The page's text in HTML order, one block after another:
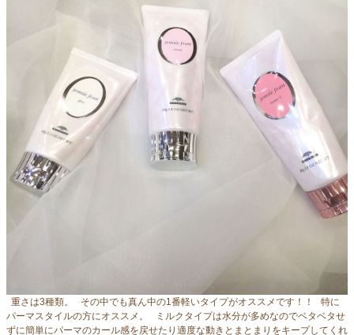
重さは3種類。 その中でも真ん中の1番軽いタイプがオススメです！！ 特に
パーマスタイルの方にオススメ。 ミルクタイプは水分が多めなのでベタベタせ
ずに簡単にパーマのカール感を戻せたり適度な動きとまとまりをキープしてくれ